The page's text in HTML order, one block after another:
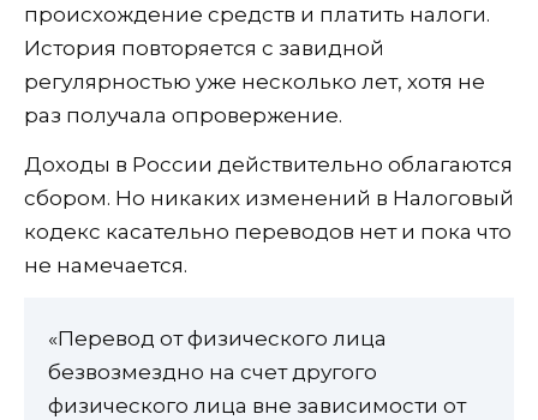
происхождение средств и платить налоги.
История повторяется с завидной
регулярностью уже несколько лет, хотя не
раз получала опровержение.
Доходы в России действительно облагаются
сбором. Но никаких изменений в Налоговый
кодекс касательно переводов нет и пока что
не намечается.
«Перевод от физического лица
безвозмездно на счет другого
физического лица вне зависимости от